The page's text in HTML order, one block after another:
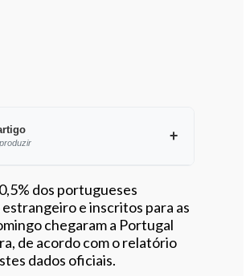
Ouvir este artigo
dos portugueses
e inscritos para as
chegaram a Portugal
de acordo com o relatório
dados oficiais.